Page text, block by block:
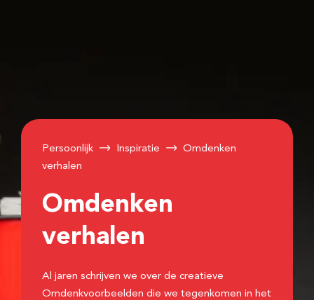
Persoonlijk Inspiratie
Omdenken
verhalen
Omdenken
verhalen
Al jaren schrijven we over de creatieve
Omdenkvoorbeelden die we tegenkomen in het